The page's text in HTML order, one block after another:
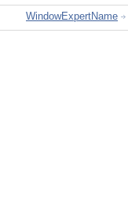
WindowExpertName